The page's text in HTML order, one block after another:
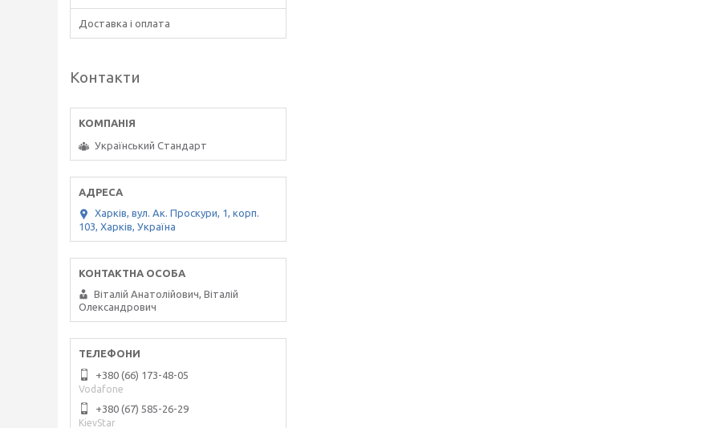
Доставка і оплата
Контакти
Український Стандарт
Харків, вул. Ак. Проскури, 1, корп.
103, Харків, Україна
Віталій Анатолійович, Віталій
Олександрович
+380 (66) 173-48-05
Vodafone
+380 (67) 585-26-29
KievStar